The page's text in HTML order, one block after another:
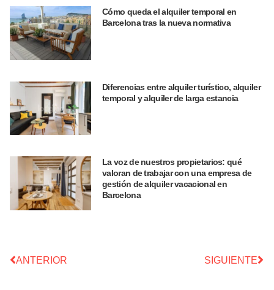
Cómo queda el alquiler temporal en
Barcelona tras la nueva normativa
Diferencias entre alquiler turístico, alquiler
temporal y alquiler de larga estancia
La voz de nuestros propietarios: qué
valoran de trabajar con una empresa de
gestión de alquiler vacacional en
Barcelona
ANTERIOR SIGUIENTE